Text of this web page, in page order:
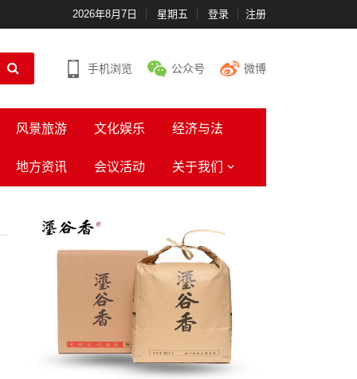
2026年8月7日 星期五 登录 注册
手机浏览 公众号 微博
风景旅游 文化娱乐 经济与法
地方资讯 会议活动 关于我们